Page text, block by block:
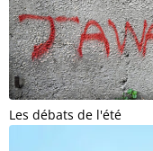
Les débats de l'été